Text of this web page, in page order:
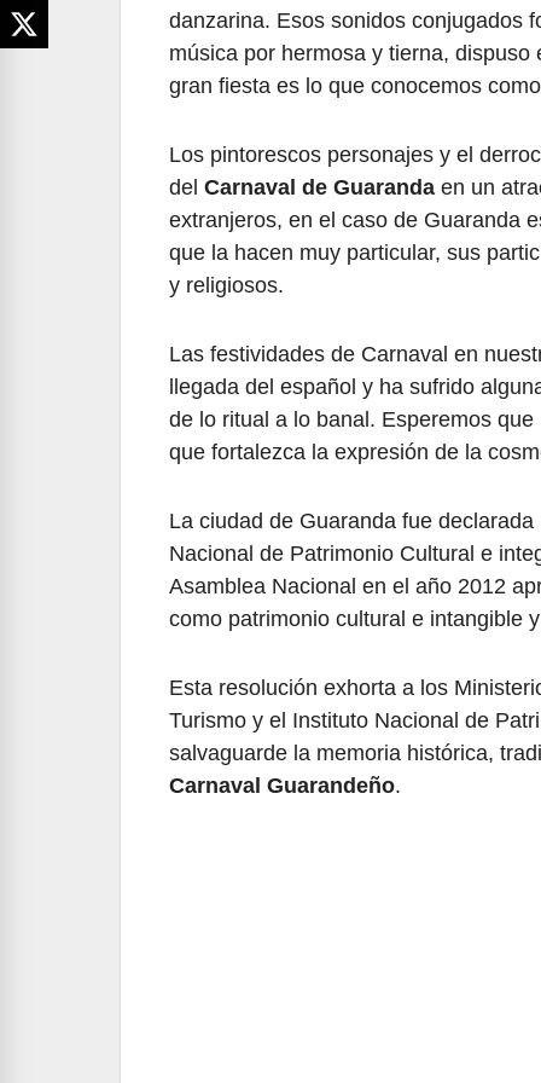
danzarina. Esos sonidos conjugados
música por hermosa y tierna,
gran fiesta es lo que conocemos
Los pintorescos personajes y el
del Carnaval de Guaranda en un
extranjeros, en el caso de Guaranda
que la hacen muy particular, sus
y religiosos.
Las festividades de Carnaval en
llegada del español y ha sufrido
de lo ritual a lo banal. Esperemos
que fortalezca la expresión de la
La ciudad de Guaranda fue
Nacional de Patrimonio Cultural e
Asamblea Nacional en el año 2012
como patrimonio cultural e intangible
Esta resolución exhorta a los
Turismo y el Instituto Nacional de
salvaguarde la memoria histórica,
Carnaval Guarandeño.